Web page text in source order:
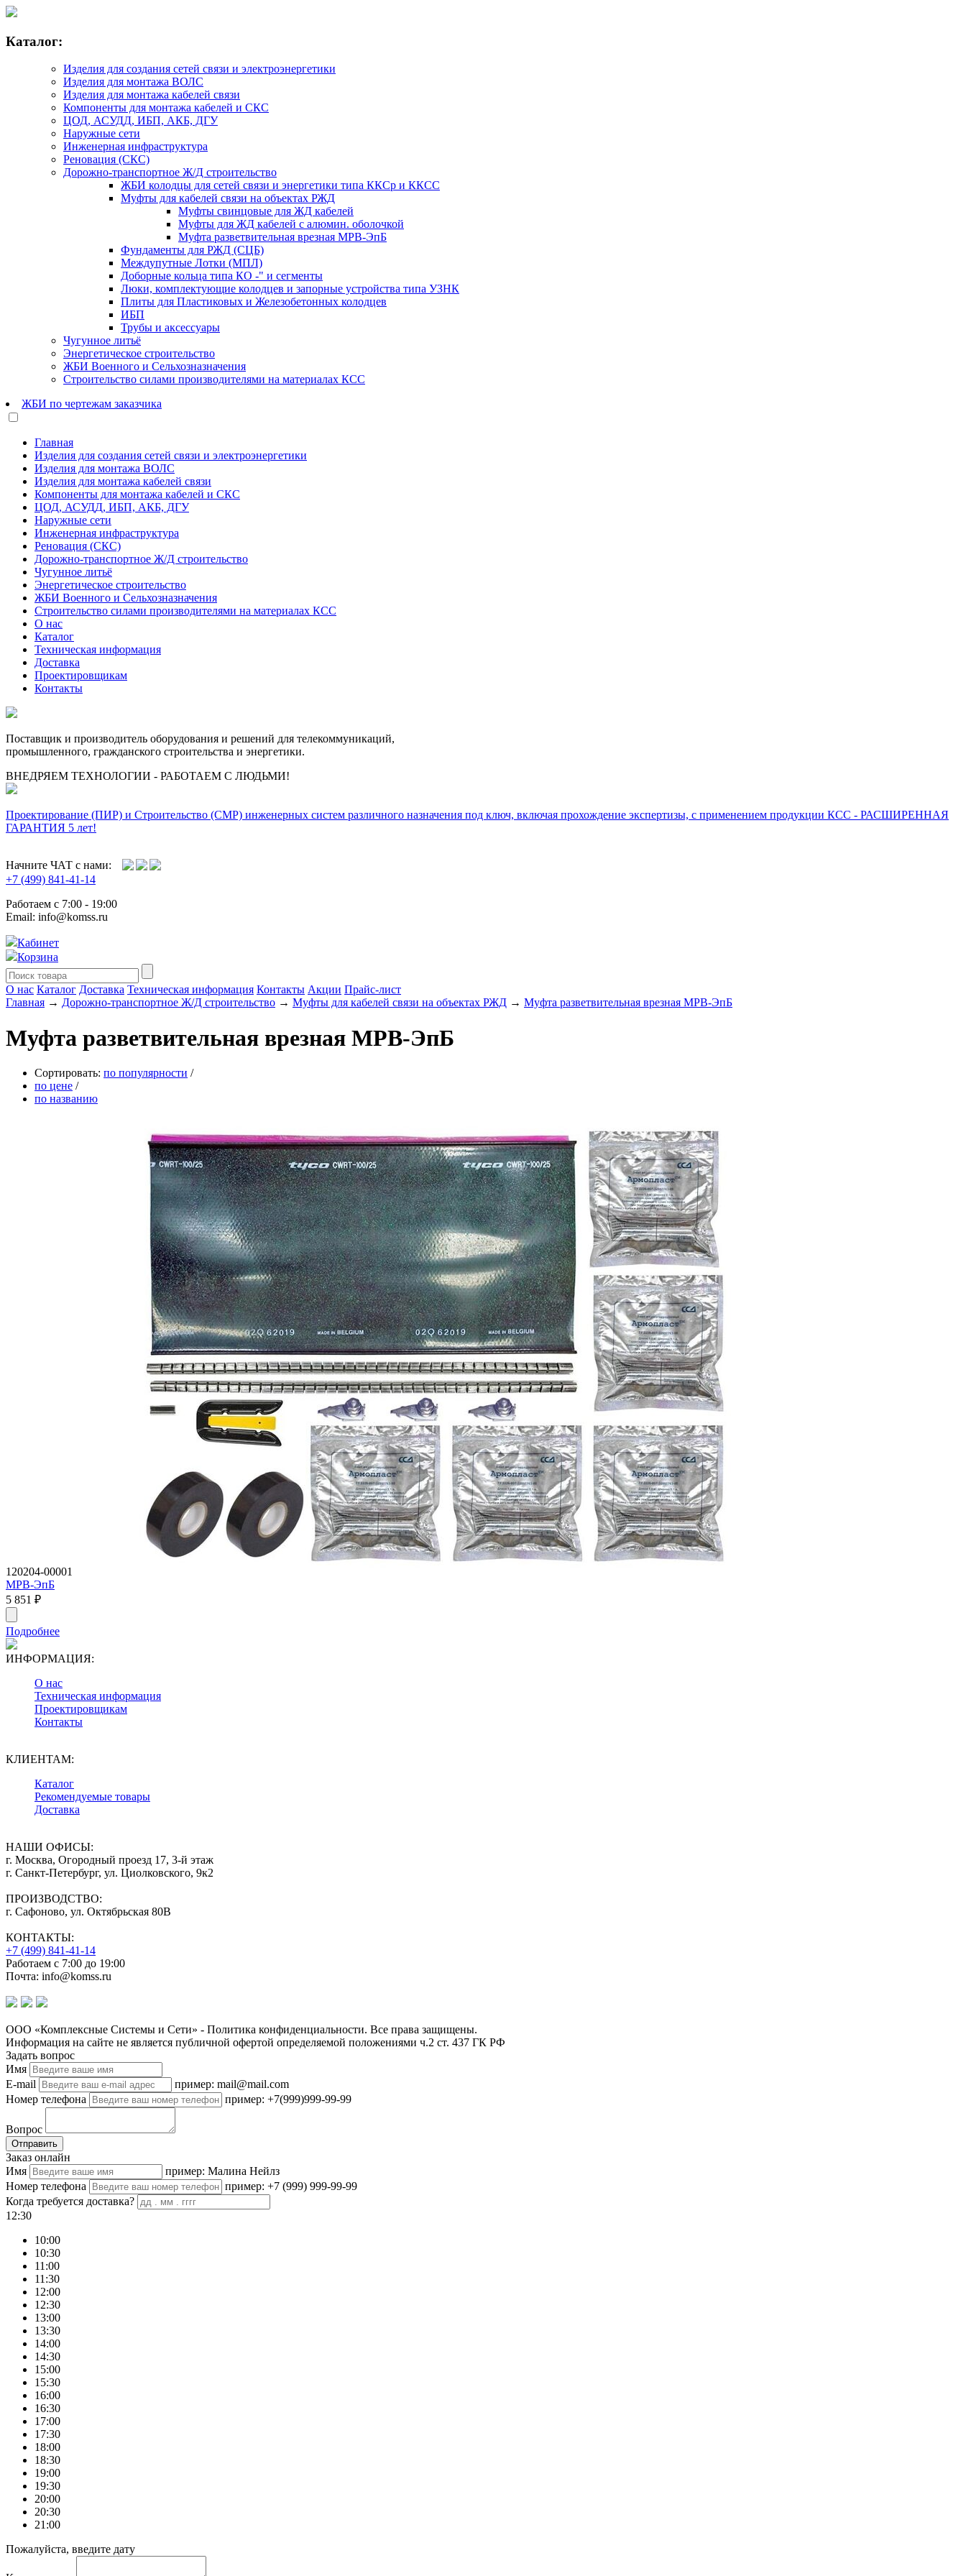
Каталог:
Изделия для создания сетей связи и электроэнергетики
Изделия для монтажа ВОЛС
Изделия для монтажа кабелей связи
Компоненты для монтажа кабелей и СКС
ЦОД, АСУДД, ИБП, АКБ, ДГУ
Наружные сети
Инженерная инфраструктура
Реновация (СКС)
Дорожно-транспортное Ж/Д строительство
ЖБИ колодцы для сетей связи и энергетики типа ККСр и ККСС
Муфты для кабелей связи на объектах РЖД
Муфты свинцовые для ЖД кабелей
Муфты для ЖД кабелей с алюмин. оболочкой
Муфта разветвительная врезная МРВ-ЭпБ
Фундаменты для РЖД (СЦБ)
Междупутные Лотки (МПЛ)
Доборные кольца типа КО -" и сегменты
Люки, комплектующие колодцев и запорные устройства типа УЗНК
Плиты для Пластиковых и Железобетонных колодцев
ИБП
Трубы и аксессуары
Чугунное литьё
Энергетическое строительство
ЖБИ Военного и Сельхозназначения
Строительство силами производителями на материалах КСС
ЖБИ по чертежам заказчика
Главная
Изделия для создания сетей связи и электроэнергетики
Изделия для монтажа ВОЛС
Изделия для монтажа кабелей связи
Компоненты для монтажа кабелей и СКС
ЦОД, АСУДД, ИБП, АКБ, ДГУ
Наружные сети
Инженерная инфраструктура
Реновация (СКС)
Дорожно-транспортное Ж/Д строительство
Чугунное литьё
Энергетическое строительство
ЖБИ Военного и Сельхозназначения
Строительство силами производителями на материалах КСС
О нас
Каталог
Техническая информация
Доставка
Проектировщикам
Контакты
Поставщик и производитель оборудования и решений для телекоммуникаций,
промышленного, гражданского строительства и энергетики.
ВНЕДРЯЕМ ТЕХНОЛОГИИ - РАБОТАЕМ С ЛЮДЬМИ!
Проектирование (ПИР) и Cтроительство (СМР) инженерных систем различного назначения под ключ, включая прохождение экспертизы, с применением продукции КСС - РАСШИРЕННАЯ
ГАРАНТИЯ 5 лет!
Начните ЧАТ с нами:
+7 (499) 841-41-14
Работаем с 7:00 - 19:00
Email: info@komss.ru
Кабинет
Корзина
О нас Каталог Доставка Техническая информация Контакты Акции Прайс-лист
Главная → Дорожно-транспортное Ж/Д строительство → Муфты для кабелей связи на объектах РЖД → Муфта разветвительная врезная МРВ-ЭпБ
Муфта разветвительная врезная МРВ-ЭпБ
Сортировать: по популярности /
по цене /
по названию
120204-00001
МРВ-ЭпБ
5 851 ₽
Подробнее
ИНФОРМАЦИЯ:
О нас
Техническая информация
Проектировщикам
Контакты
КЛИЕНТАМ:
Каталог
Рекомендуемые товары
Доставка
НАШИ ОФИСЫ:
г. Москва, Огородный проезд 17, 3-й этаж
г. Санкт-Петербург, ул. Циолковского, 9к2
ПРОИЗВОДСТВО:
г. Сафоново, ул. Октябрьская 80В
КОНТАКТЫ:
+7 (499) 841-41-14
Работаем с 7:00 до 19:00
Почта: info@komss.ru
ООО «Комплексные Системы и Сети» - Политика конфиденциальности. Все права защищены.
Информация на сайте не является публичной офертой определяемой положениями ч.2 ст. 437 ГК РФ
Задать вопрос
Имя
E-mail
пример: mail@mail.com
Номер телефона
пример: +7(999)999-99-99
Вопрос
Отправить
Заказ онлайн
Имя
пример: Малина Нейлз
Номер телефона
пример: +7 (999) 999-99-99
Когда требуется доставка?
12:30
10:00
10:30
11:00
11:30
12:00
12:30
13:00
13:30
14:00
14:30
15:00
15:30
16:00
16:30
17:00
17:30
18:00
18:30
19:00
19:30
20:00
20:30
21:00
Пожалуйста, введите дату